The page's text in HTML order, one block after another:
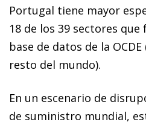
Portugal tiene mayor
18 de los 39 sectores
base de datos de la
resto del mundo).
En un escenario de
de suministro mundial,